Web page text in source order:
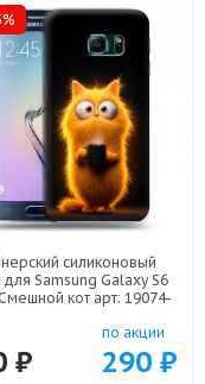
силиконовый
Samsung Galaxy S6
кот арт: 19074-
₽
по акции
290 ₽